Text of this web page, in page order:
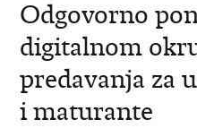
Odgovorno
digitalnom
predavanja za
i maturante